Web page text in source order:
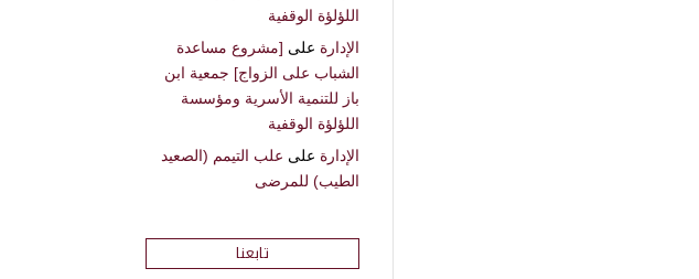
اللؤلؤة الوقفية
الإدارة على [مشروع مساعدة
الشباب على الزواج] جمعية ابن
باز للتنمية الأسرية ومؤسسة
اللؤلؤة الوقفية
الإدارة على علب التيمم (الصعيد
الطيب) للمرضى
تابعنا